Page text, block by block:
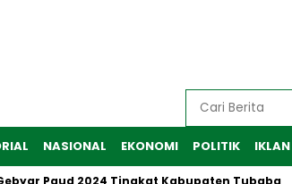
NASIONAL EKONOMI POLITIK IKLAN
Paud 2024 Tingkat Kabupaten Tubaba